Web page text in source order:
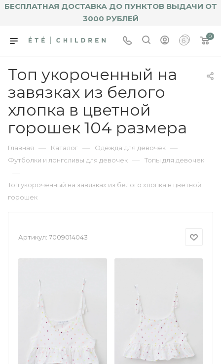
БЕСПЛАТНАЯ ДОСТАВКА ДО ПУНКТОВ ВЫДАЧИ ОТ
3000 РУБЛЕЙ
0
Топ укороченный на
завязках из белого
хлопка в цветной
горошек 104 размера
Главная — Каталог — Одежда для девочек —
Футболки и лонгсливы для девочек — Топы для девочек
—
Топ укороченный на завязках из белого хлопка в цветной
горошек
Артикул: 7009014043